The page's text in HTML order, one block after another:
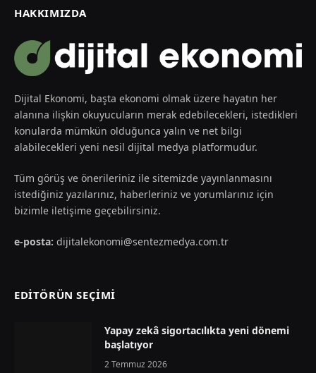
HAKKIMIZDA
Dijital Ekonomi, başta ekonomi olmak üzere hayatın her
alanına ilişkin okuyucuların merak edebilecekleri, istedikleri
konularda mümkün olduğunca yalın ve net bilgi
alabilecekleri yeni nesil dijital medya platformudur.
Tüm görüş ve önerileriniz ile sitemizde yayınlanmasını
istediğiniz yazılarınız, haberleriniz ve yorumlarınız için
bizimle iletişime geçebilirsiniz.
e-posta: dijitalekonomi@sentezmedya.com.tr
EDİTÖRÜN SEÇİMİ
Yapay zekâ sigortacılıkta yeni dönemi
başlatıyor
2 Temmuz 2026